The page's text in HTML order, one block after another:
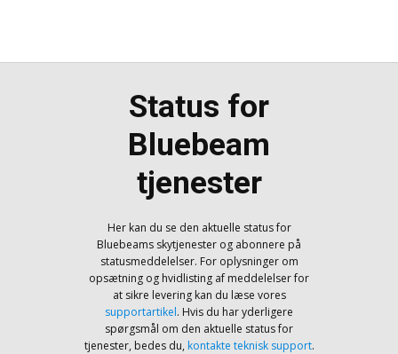
Status for
Bluebeam
tjenester
Her kan du se den aktuelle status for
Bluebeams skytjenester og abonnere på
statusmeddelelser. For oplysninger om
opsætning og hvidlisting af meddelelser for
at sikre levering kan du læse vores
supportartikel. Hvis du har yderligere
spørgsmål om den aktuelle status for
tjenester, bedes du, kontakte teknisk support.